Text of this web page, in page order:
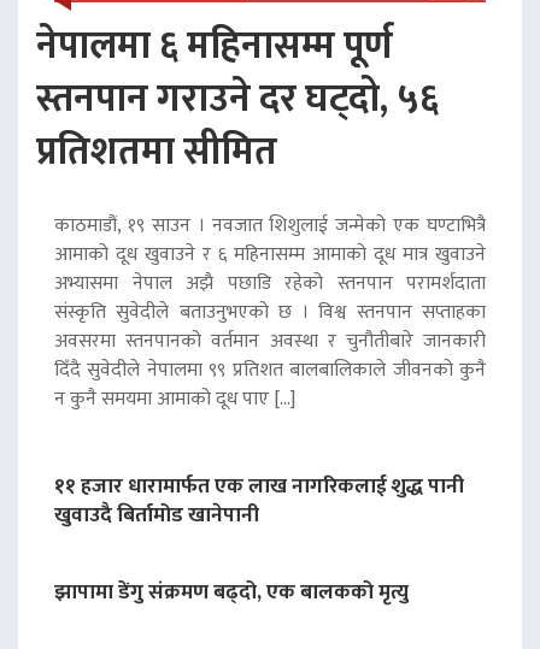
नेपालमा ६ महिनासम्म पूर्ण
स्तनपान गराउने दर घट्दो, ५६
प्रतिशतमा सीमित
काठमाडौं, १९ साउन । नवजात शिशुलाई जन्मेको एक घण्टाभित्रै
आमाको दूध खुवाउने र ६ महिनासम्म आमाको दूध मात्र खुवाउने
अभ्यासमा नेपाल अझै पछाडि रहेको स्तनपान परामर्शदाता
संस्कृति सुवेदीले बताउनुभएको छ । विश्व स्तनपान सप्ताहका
अवसरमा स्तनपानको वर्तमान अवस्था र चुनौतीबारे जानकारी
दिँदै सुवेदीले नेपालमा ९९ प्रतिशत बालबालिकाले जीवनको कुनै
न कुनै समयमा आमाको दूध पाए […]
११ हजार धारामार्फत एक लाख नागरिकलाई शुद्ध पानी
खुवाउदै बिर्तामोड खानेपानी
झापामा डेंगु संक्रमण बढ्दो, एक बालकको मृत्यु